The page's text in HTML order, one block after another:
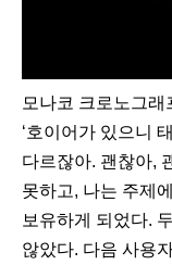
모나코 크로노그
‘호이어가 있으니
다르잖아. 괜찮아,
못하고, 나는 주제
보유하게 되었다.
않았다. 다음 사용